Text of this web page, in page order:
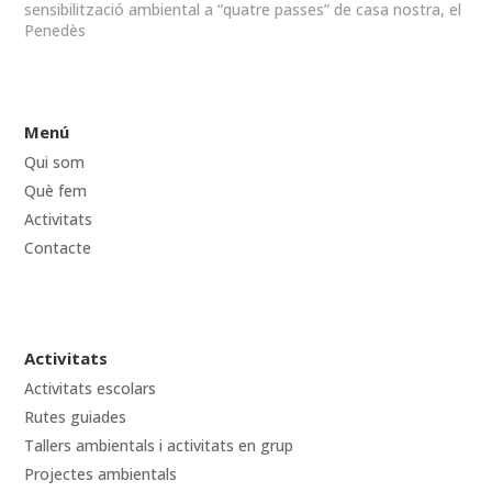
sensibilització ambiental a “quatre passes” de casa nostra, el
Penedès
Menú
Qui som
Què fem
Activitats
Contacte
Activitats
Activitats escolars
Rutes guiades
Tallers ambientals i activitats en grup
Projectes ambientals